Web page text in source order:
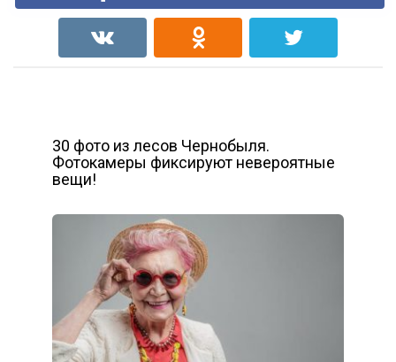
30 фото из лесов Чернобыля.
Фотокамеры фиксируют невероятные
вещи!